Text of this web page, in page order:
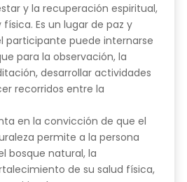
y la recuperación espiritual,
Es un lugar de paz y
participante puede internarse
para la observación, la
desarrollar actividades
recorridos entre la
en la convicción de que el
permite a la persona
bosque natural, la
de su salud física,